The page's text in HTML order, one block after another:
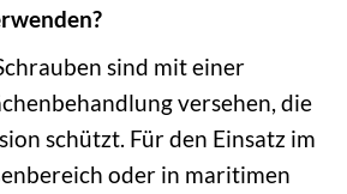
sind mit einer
versehen, die
schützt. Für den Einsatz im
oder in maritimen